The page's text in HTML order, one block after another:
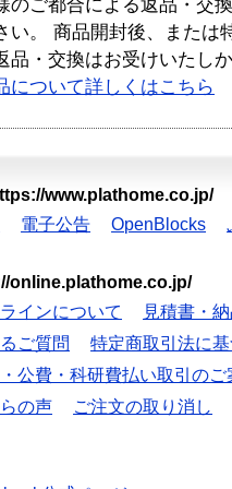
のご都合による返品・交
い。 商品開封後、または
品・交換はお受けいたし
について詳しくはこちら
www.plathome.co.jp/
電子公告 OpenBlocks
online.plathome.co.jp/
インについて
見積書・
ご質問
特定商取引法に
公費・科研費払い取引のご
の声 ご注文の取り消し